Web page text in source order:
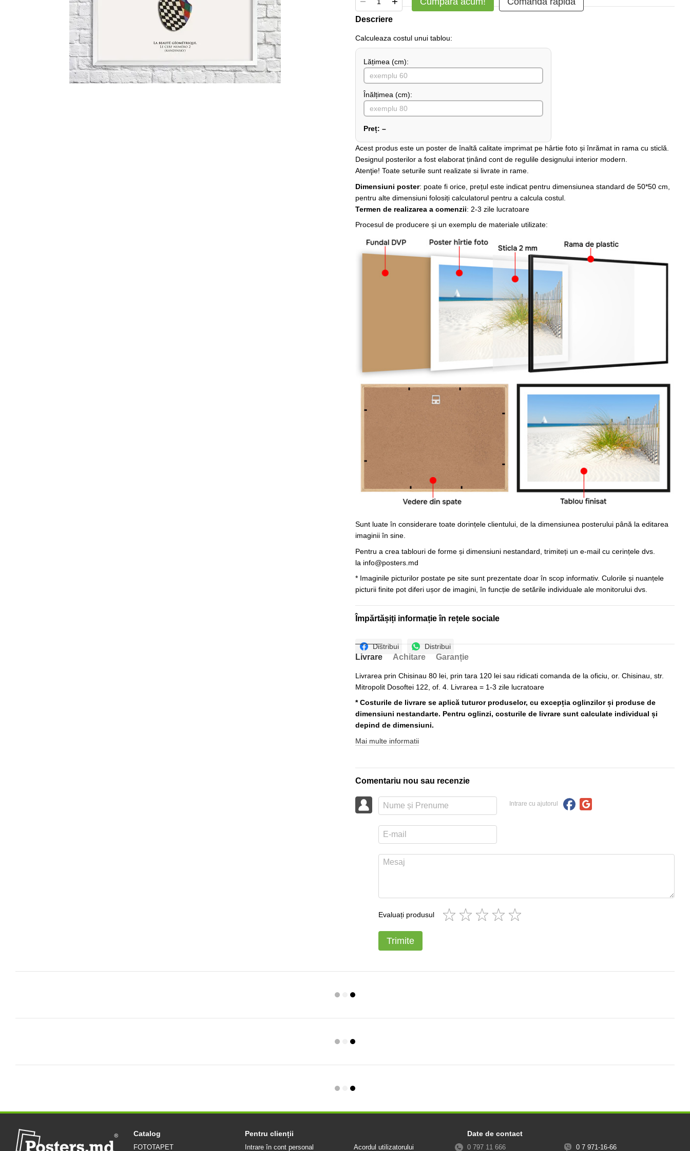
Descriere
Сalculeaza costul unui tablou:
Lățimea (сm):
Înălțimea (cm):
Preț: –
Acest produs este un poster de înaltă calitate imprimat pe hârtie foto și înrămat in rama cu sticlă.
Designul posterilor a fost elaborat ținând cont de regulile designului interior modern.
Atenţie! Toate seturile sunt realizate si livrate in rame.
Dimensiuni poster: poate fi orice, prețul este indicat pentru dimensiunea standard de 50*50 cm,
pentru alte dimensiuni folosiți calculatorul pentru a calcula costul.
Termen de realizarea a comenzii: 2-3 zile lucratoare
Procesul de producere și un exemplu de materiale utilizate:
Sunt luate în considerare toate dorințele clientului, de la dimensiunea posterului până la editarea
imaginii în sine.
Pentru a crea tablouri de forme și dimensiuni nestandard, trimiteți un e-mail cu cerințele dvs.
la info@posters.md
* Imaginile picturilor postate pe site sunt prezentate doar în scop informativ. Culorile și nuanțele
picturii finite pot diferi ușor de imagini, în funcție de setările individuale ale monitorului dvs.
Împărtășiți informație în rețele sociale
Distribui Distribui
Livrare Achitare Garanție
Livrarea prin Chisinau 80 lei, prin tara 120 lei sau ridicati comanda de la oficiu, or. Chisinau, str.
Mitropolit Dosoftei 122, of. 4. Livrarea = 1-3 zile lucratoare
* Costurile de livrare se aplică tuturor produselor, cu excepția oglinzilor și produse de
dimensiuni nestandarte. Pentru oglinzi, costurile de livrare sunt calculate individual și
depind de dimensiuni.
Mai multe informatii
Comentariu nou sau recenzie
Intrare cu ajutorul
Evaluați produsul
Trimite
Catalog
FOTOTAPET
Pentru clienții
Intrare în cont personal Acordul utilizatorului
Date de contact
0 797 11 666 0 7 971-16-66